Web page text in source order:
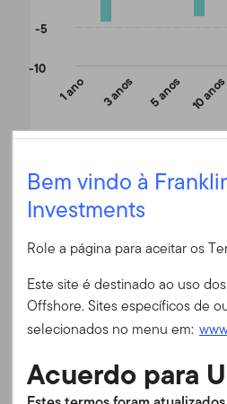
Entrar
ID do usuário
Senha
1 ano 3 anos 5 anos 10 anos
-10
-5
End of interactive chart.
Fim do mês
Em 30/06/2026
1 ano
3 anos
10 anos
Bem vindo à
Investments
Role a página para aceitar os
Este site é destinado ao uso
Offshore. Sites específicos de
selecionados no menu em:
Acuerdo para